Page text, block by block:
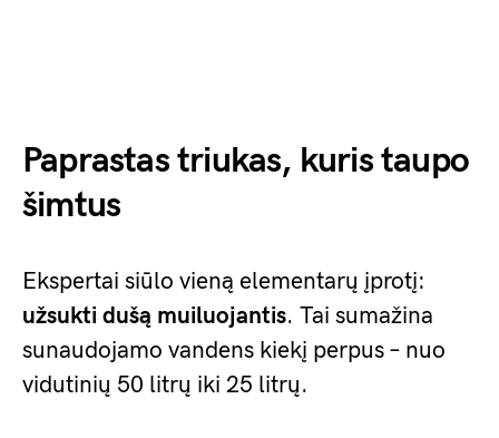
Paprastas triukas, kuris taupo
šimtus
Ekspertai siūlo vieną elementarų įprotį:
užsukti dušą muiluojantis. Tai sumažina
sunaudojamo vandens kiekį perpus – nuo
vidutinių 50 litrų iki 25 litrų.